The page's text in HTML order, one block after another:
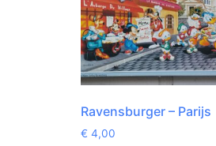
Ravensburger – Parijs
€ 4,00